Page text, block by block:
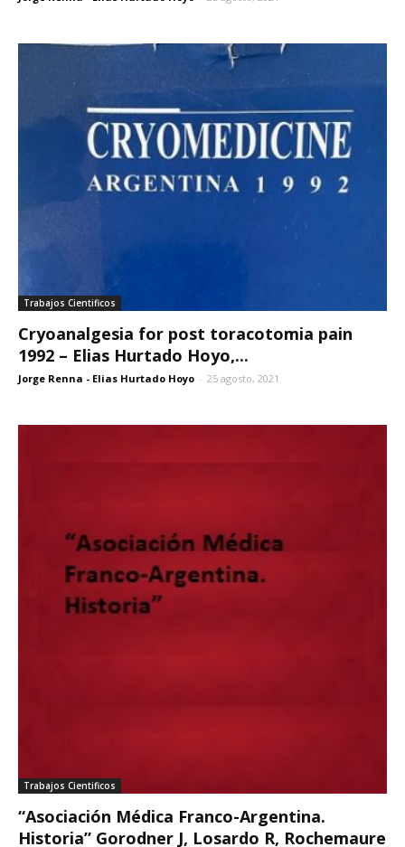
Trabajos Cientificos
Cryoanalgesia for post toracotomia pain
1992 – Elias Hurtado Hoyo,...
Jorge Renna - Elias Hurtado Hoyo - 25 agosto, 2021
Trabajos Cientificos
“Asociación Médica Franco-Argentina.
Historia” Gorodner J, Losardo R, Rochemaure